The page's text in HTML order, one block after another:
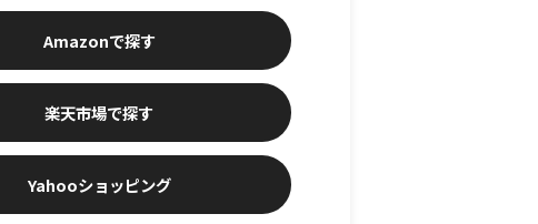
楽天市場
Amazon
Yahooショッピング